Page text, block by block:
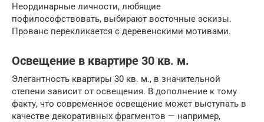
Неординарные личности, любящие
пофилософствовать, выбирают восточные эскизы.
Прованс перекликается с деревенскими мотивами.
Освещение в квартире 30 кв. м.
Элегантность квартиры 30 кв. м., в значительной
степени зависит от освещения. В дополнение к тому
факту, что современное освещение может выступать в
качестве декоративных фрагментов — например,